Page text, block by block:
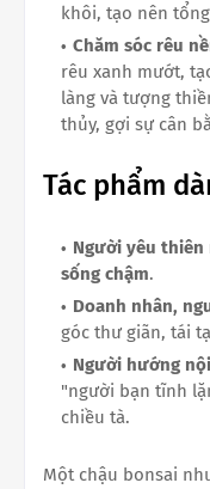
khôi, tạo nên
Chăm sóc rêu
rêu xanh mướt,
làng và tượng
thủy, gợi sự cân
Tác phẩm
Người yêu
sống chậm.
Doanh nhân,
góc thư giãn, tái
Người hướng
"người bạn tĩnh
chiều tà.
Một chậu bonsai